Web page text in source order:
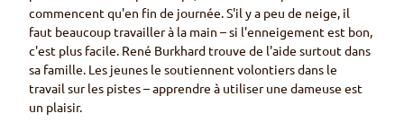
commencent qu'en fin de journée. S'il y a peu de neige, il
faut beaucoup travailler à la main – si l'enneigement est bon,
c'est plus facile. René Burkhard trouve de l'aide surtout dans
sa famille. Les jeunes le soutiennent volontiers dans le
travail sur les pistes – apprendre à utiliser une dameuse est
un plaisir.